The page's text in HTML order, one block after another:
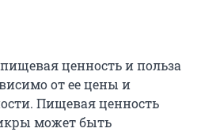
ценность и польза
от ее цены и
Пищевая ценность
может быть